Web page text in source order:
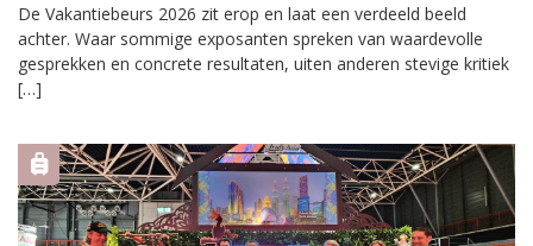
De Vakantiebeurs 2026 zit erop en laat een verdeeld beeld
achter. Waar sommige exposanten spreken van waardevolle
gesprekken en concrete resultaten, uiten anderen stevige kritiek
[…]